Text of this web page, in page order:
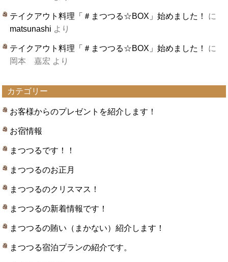
テイクアウト料理「＃まつつる☆BOX」始めました！
に
matsunashi より
テイクアウト料理「＃まつつる☆BOX」始めました！
に
岡本 嘉宏 より
カテゴリー
お客様からのプレゼントを紹介します！
お宿情報
まつつるです！！
まつつるのお正月
まつつるのクリスマス！
まつつるの新着情報です！
まつつるの賄い（まかない）紹介します！
まつつる宿泊プランの紹介です。